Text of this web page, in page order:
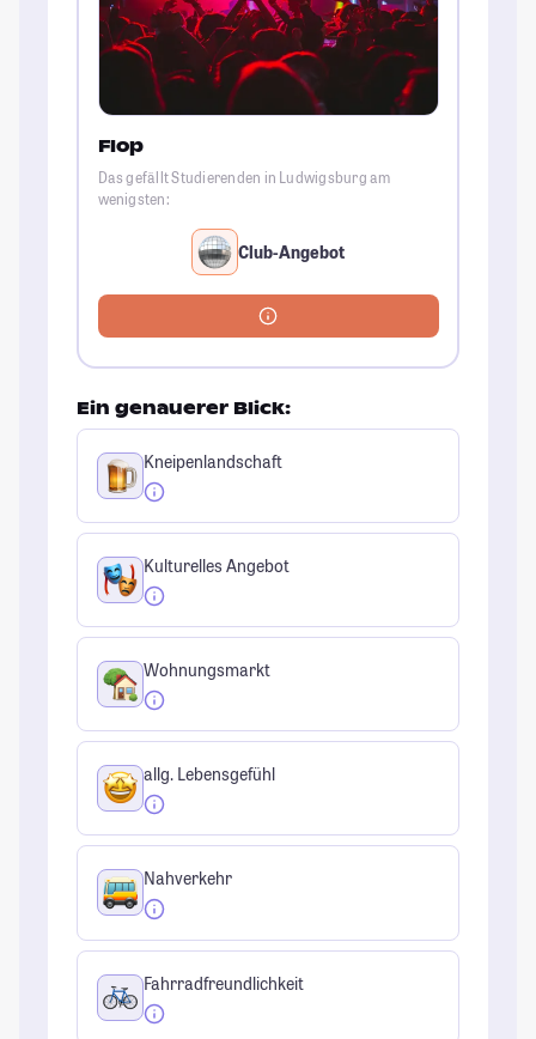
Flop
Das gefällt Studierenden in Ludwigsburg am
wenigsten:
Club-Angebot
Ein genauerer Blick:
Kneipenlandschaft
Kulturelles Angebot
Wohnungsmarkt
allg. Lebensgefühl
Nahverkehr
Fahrradfreundlichkeit